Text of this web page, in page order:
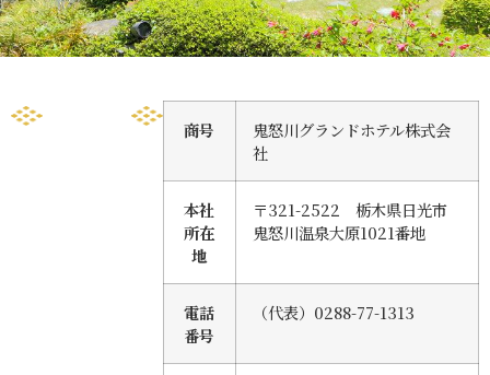
商号
鬼怒川グランドホテル株式会
社
本社
所在
地
〒321-2522 栃木県日光市
鬼怒川温泉大原1021番地
電話
番号
（代表）0288-77-1313